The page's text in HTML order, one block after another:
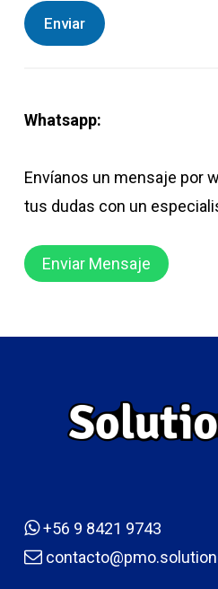
Enviar
Whatsapp:
Envíanos un mensaje por
tus dudas con un
Enviar Mensaje
+56 9 8421 9743